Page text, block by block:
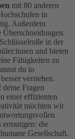
mit 80 anderen
in
Außerdem
Überschneidungen.
in der
und bieten
Fähigkeiten zu
du in
verstehen.
Fragen
einer effizienten
möchten wir
ermutigen: die
Gesellschaft.